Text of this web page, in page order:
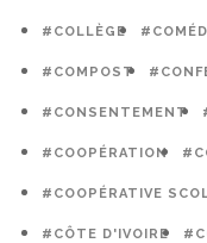
#COLLÈGE
#COMPOST
#CONSENTEMENT
#COOPÉRATION
#COOPÉRATIVE
#CÔTE D'IVOIRE